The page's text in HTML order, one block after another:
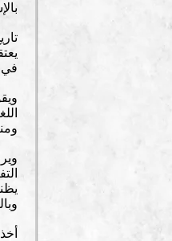
في